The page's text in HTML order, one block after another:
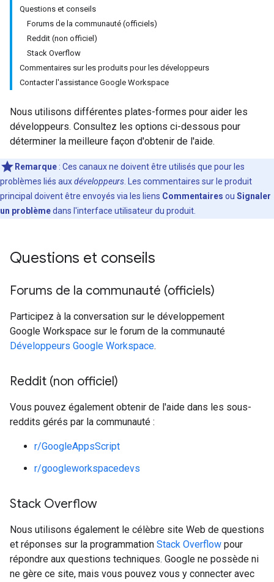
Questions et conseils
Forums de la communauté (officiels)
Reddit (non officiel)
Stack Overflow
Commentaires sur les produits pour les développeurs
Contacter l'assistance Google Workspace
Nous utilisons différentes plates-formes pour aider les
développeurs. Consultez les options ci-dessous pour
déterminer la meilleure façon d'obtenir de l'aide.
Remarque : Ces canaux ne doivent être utilisés que pour les
problèmes liés auxdéveloppeurs . Les commentaires sur le produit
principal doivent être envoyés via les liens Commentaires ou Signaler
un problèmedans l'interface utilisateur du produit.
Questions et conseils
Forums de la communauté (officiels)
Participez à la conversation sur le développement
Google Workspace sur le forum de la communauté
Développeurs Google Workspace.
Reddit (non officiel)
Vous pouvez également obtenir de l'aide dans les sous-
reddits gérés par la communauté :
r/GoogleAppsScript
r/googleworkspacedevs
Stack Overflow
Nous utilisons également le célèbre site Web de questions
et réponses sur la programmation Stack Overflow pour
répondre aux questions techniques. Google ne possède ni
ne gère ce site, mais vous pouvez vous y connecter avec